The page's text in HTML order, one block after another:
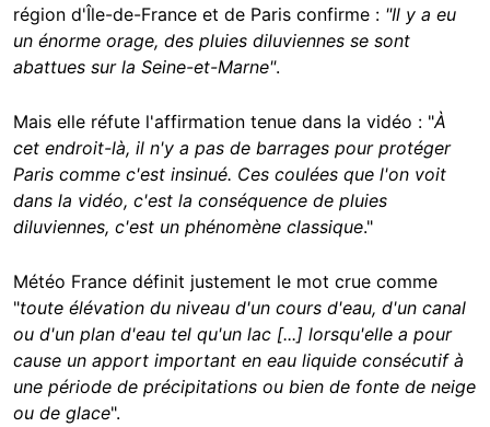
région d'Île-de-France et de Paris confirme : "Il y a eu
un énorme orage, des pluies diluviennes se sont
abattues sur la Seine-et-Marne".
Mais elle réfute l'affirmation tenue dans la vidéo : "À
cet endroit-là, il n'y a pas de barrages pour protéger
Paris comme c'est insinué. Ces coulées que l'on voit
dans la vidéo, c'est la conséquence de pluies
diluviennes, c'est un phénomène classique."
Météo France définit justement le mot crue comme
"toute élévation du niveau d'un cours d'eau, d'un canal
ou d'un plan d'eau tel qu'un lac [...] lorsqu'elle a pour
cause un apport important en eau liquide consécutif à
une période de précipitations ou bien de fonte de neige
ou de glace".